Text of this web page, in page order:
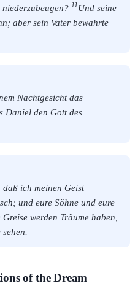
11Und seine
aber sein Vater bewahrte
Nachtgesicht das
Daniel den Gott des
ich meinen Geist
und eure Söhne und eure
werden Träume haben,
of the Dream